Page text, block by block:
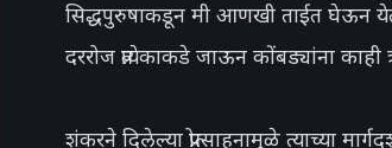
सिद्धपुरुषाकडून मी आणखी ताईत घेऊन
दररोज प्रत्येकाकडे जाऊन कोंबड्यांना
शंकरने दिलेल्या प्रोत्साहनामुळे त्याच्या